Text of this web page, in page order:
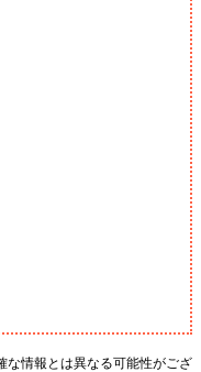
情報とは異なる可能性がござ